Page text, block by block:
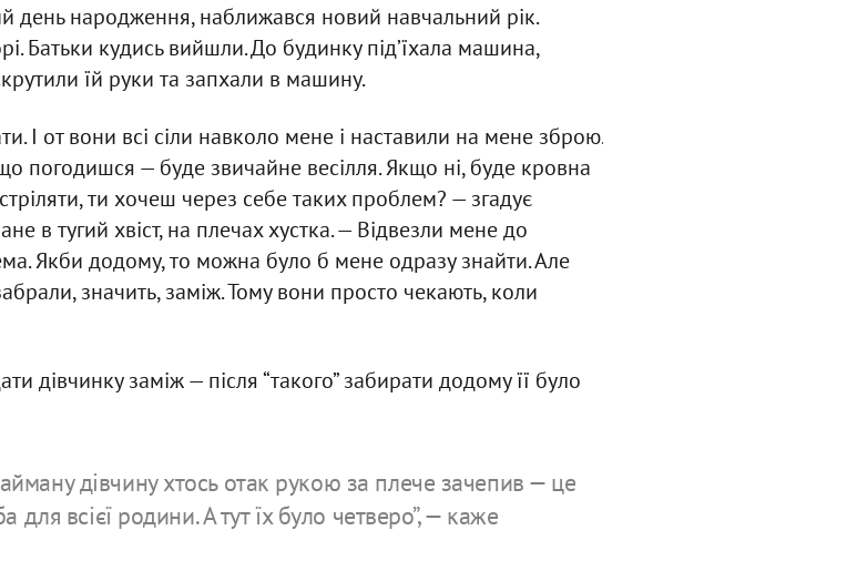
день народження, наближався новий навчальний рік.
Батьки кудись вийшли. До будинку під’їхала машина,
їй руки та запхали в машину.
І от вони всі сіли навколо мене і наставили на мене зброю.
погодишся — буде звичайне весілля. Якщо ні, буде кровна
ти хочеш через себе таких проблем? — згадує
в тугий хвіст, на плечах хустка. — Відвезли мене до
Якби додому, то можна було б мене одразу знайти. Але
значить, заміж. Тому вони просто чекають, коли
дівчинку заміж — після “такого” забирати додому її було
дівчину хтось отак рукою за плече зачепив — це
для всієї родини. А тут їх було четверо”, — каже